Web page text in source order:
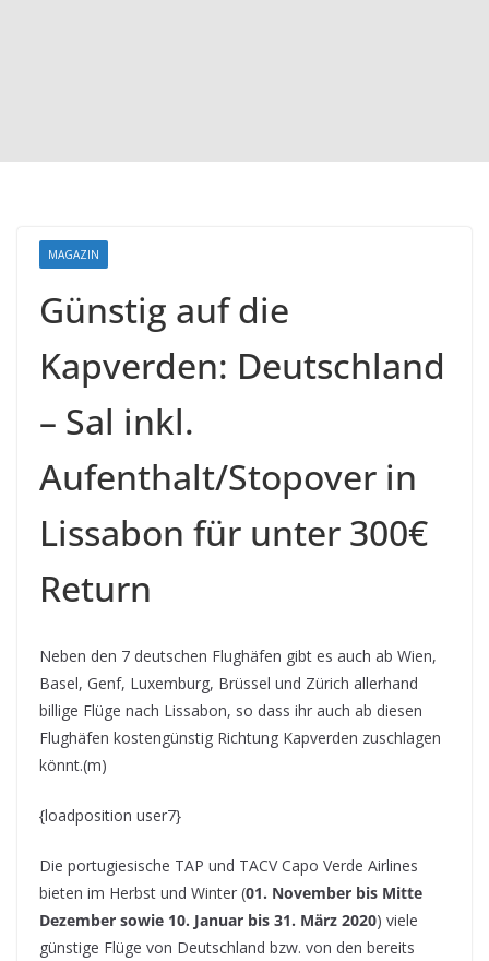
MAGAZIN
Günstig auf die
Kapverden: Deutschland
– Sal inkl.
Aufenthalt/Stopover in
Lissabon für unter 300€
Return
Neben den 7 deutschen Flughäfen gibt es auch ab Wien,
Basel, Genf, Luxemburg, Brüssel und Zürich allerhand
billige Flüge nach Lissabon, so dass ihr auch ab diesen
Flughäfen kostengünstig Richtung Kapverden zuschlagen
könnt.(m)
{loadposition user7}
Die portugiesische TAP und TACV Capo Verde Airlines
bieten im Herbst und Winter (01. November bis Mitte
Dezember sowie 10. Januar bis 31. März 2020) viele
günstige Flüge von Deutschland bzw. von den bereits